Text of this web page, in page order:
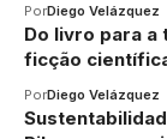
PorDiego Velázquez
Do livro para a
ficção
PorDiego Velázquez